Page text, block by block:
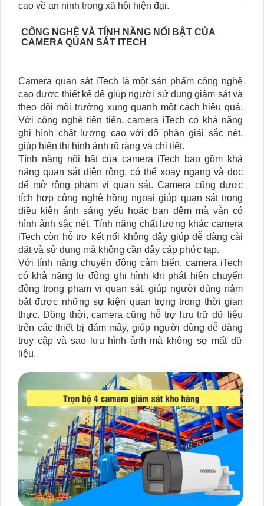
cao về an ninh trong xã hội hiện đại.
CÔNG NGHỆ VÀ TÍNH NĂNG NỔI BẬT CỦA
CAMERA QUAN SÁT ITECH
Camera quan sát iTech là một sản phẩm công nghệ
cao được thiết kế để giúp người sử dụng giám sát và
theo dõi môi trường xung quanh một cách hiệu quả.
Với công nghệ tiên tiến, camera iTech có khả năng
ghi hình chất lượng cao với độ phân giải sắc nét,
giúp hiển thị hình ảnh rõ ràng và chi tiết.
Tính năng nổi bật của camera iTech bao gồm khả
năng quan sát diện rộng, có thể xoay ngang và dọc
để mở rộng phạm vi quan sát. Camera cũng được
tích hợp công nghệ hồng ngoại giúp quan sát trong
điều kiện ánh sáng yếu hoặc ban đêm mà vẫn có
hình ảnh sắc nét. Tính năng chất lượng khác camera
iTech còn hỗ trợ kết nối không dây giúp dễ dàng cài
đặt và sử dụng mà không cần dây cáp phức tạp.
Với tính năng chuyển động cảm biến, camera iTech
có khả năng tự động ghi hình khi phát hiện chuyển
động trong phạm vi quan sát, giúp người dùng nắm
bắt được những sự kiện quan trọng trong thời gian
thực. Đồng thời, camera cũng hỗ trợ lưu trữ dữ liệu
trên các thiết bị đám mây, giúp người dùng dễ dàng
truy cập và sao lưu hình ảnh mà không sợ mất dữ
liệu.